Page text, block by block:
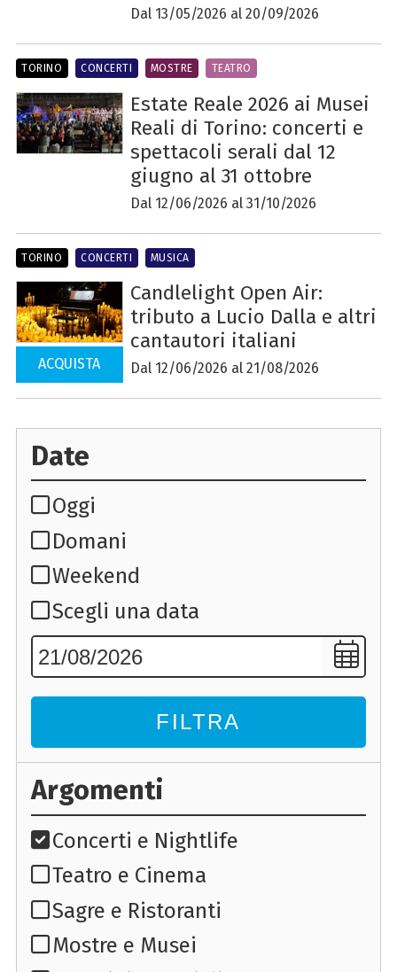
Dal 13/05/2026 al 20/09/2026
Estate Reale 2026 ai Musei
Reali di Torino: concerti e
spettacoli serali dal 12
giugno al 31 ottobre
Dal 12/06/2026 al 31/10/2026
TORINO CONCERTI MOSTRE TEATRO
Candlelight Open Air:
tributo a Lucio Dalla e altri
cantautori italiani
Dal 12/06/2026 al 21/08/2026
ACQUISTA
TORINO CONCERTI MUSICA
Date
Oggi
Domani
Weekend
Scegli una data
FILTRA
Argomenti
Concerti e Nightlife
Teatro e Cinema
Sagre e Ristoranti
Mostre e Musei